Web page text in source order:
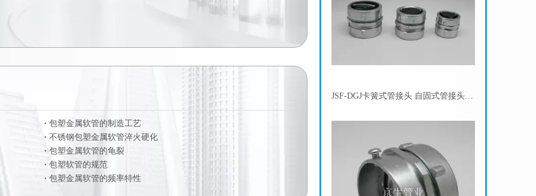
包塑金属软管的制造工艺
不锈钢包塑金属软管淬火硬化
包塑金属软管的龟裂
包塑软管的规范
包塑金属软管的频率特性
DKJ三柱接头 顶丝接头 卡套式接头 金属软管管接头